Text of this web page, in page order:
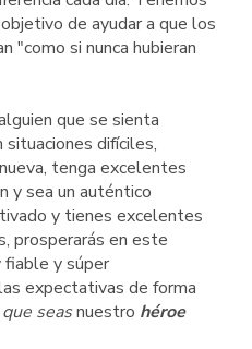
de ayudar a que los
"como si nunca hubieran
que se sienta
difíciles,
tenga excelentes
y sea un auténtico
y tienes excelentes
prosperarás en este
fiable y súper
expectativas de forma
seasnuestro héroe